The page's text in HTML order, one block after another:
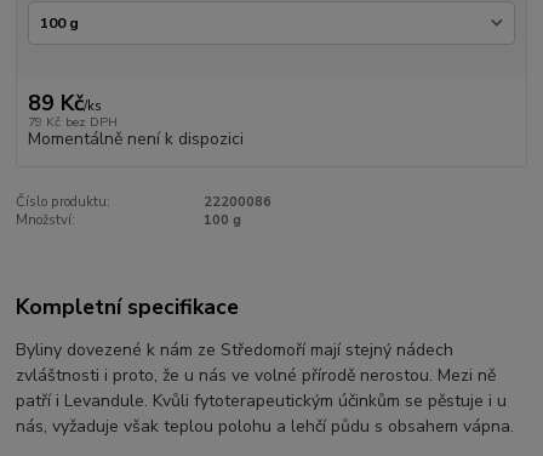
89 Kč/ks
79 Kč bez DPH
Momentálně není k dispozici
Číslo produktu:
22200086
Množství:
100 g
Kompletní specifikace
Byliny dovezené k nám ze Středomoří mají stejný nádech
zvláštnosti i proto, že u nás ve volné přírodě nerostou. Mezi ně
patří i Levandule. Kvůli fytoterapeutickým účinkům se pěstuje i u
nás, vyžaduje však teplou polohu a lehčí půdu s obsahem vápna.